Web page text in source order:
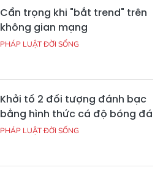
Cẩn trọng khi "bắt trend" trên
không gian mạng
PHÁP LUẬT ĐỜI SỐNG
Khởi tố 2 đối tượng đánh bạc
bằng hình thức cá độ bóng đá
PHÁP LUẬT ĐỜI SỐNG